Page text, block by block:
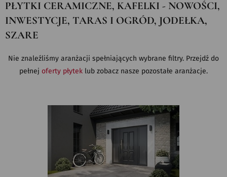
PŁYTKI CERAMICZNE, KAFELKI - NOWOŚCI,
INWESTYCJE, TARAS I OGRÓD, JODEŁKA,
SZARE
Nie znaleźliśmy aranżacji spełniających wybrane filtry. Przejdź do
pełnej oferty płytek lub zobacz nasze pozostałe aranżacje.